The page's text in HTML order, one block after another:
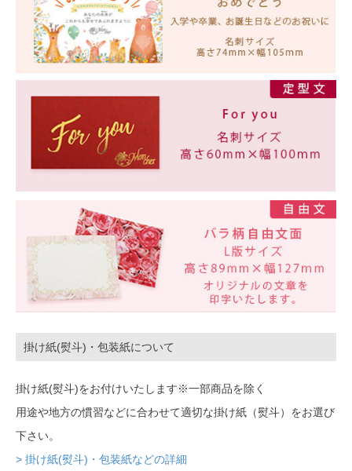
掛け紙(熨斗)・包装紙について
掛け紙(熨斗)をお付けいたします※一部商品を除く
用途や地方の慣習などに合わせて適切な掛け紙（熨斗）をお選び
下さい。
> 掛け紙(熨斗)・包装紙などの詳細